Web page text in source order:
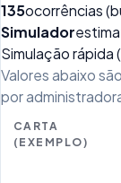
135ocorrências
Simulador
Simulação rápida
Valores abaixo
por
CARTA
(EXEMPLO)